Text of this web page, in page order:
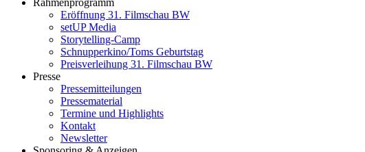
Rahmenprogramm
Eröffnung 31. Filmschau BW
setUP Media
Storytelling-Camp
Schnupperkino/Toms Geburtstag
Preisverleihung 31. Filmschau BW
Presse
Pressemitteilungen
Pressematerial
Termine und Highlights
Kontakt
Newsletter